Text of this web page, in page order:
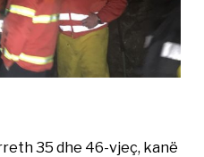
35 dhe 46-vjeç, kanë